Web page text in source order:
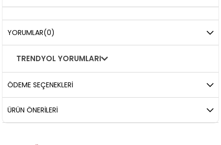
YORUMLAR(0)
TRENDYOL YORUMLARI
ÖDEME SEÇENEKLERI
ÜRÜN ÖNERILERI